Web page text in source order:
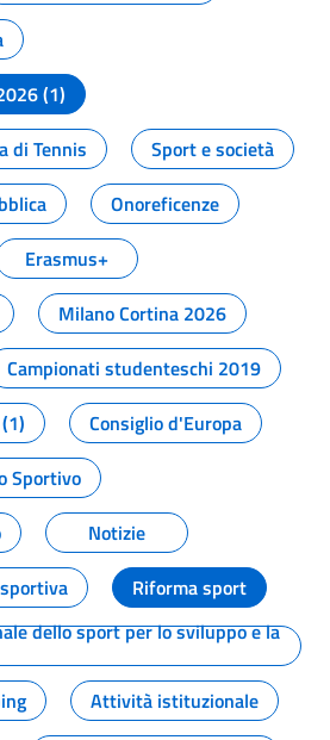
(1)
di Tennis
Sport e società
Onoreficenze
Erasmus+
Milano Cortina 2026
Campionati studenteschi 2019
Consiglio d'Europa
Sportivo
Notizie
Riforma sport
dello sport per lo sviluppo e la
Attività istituzionale